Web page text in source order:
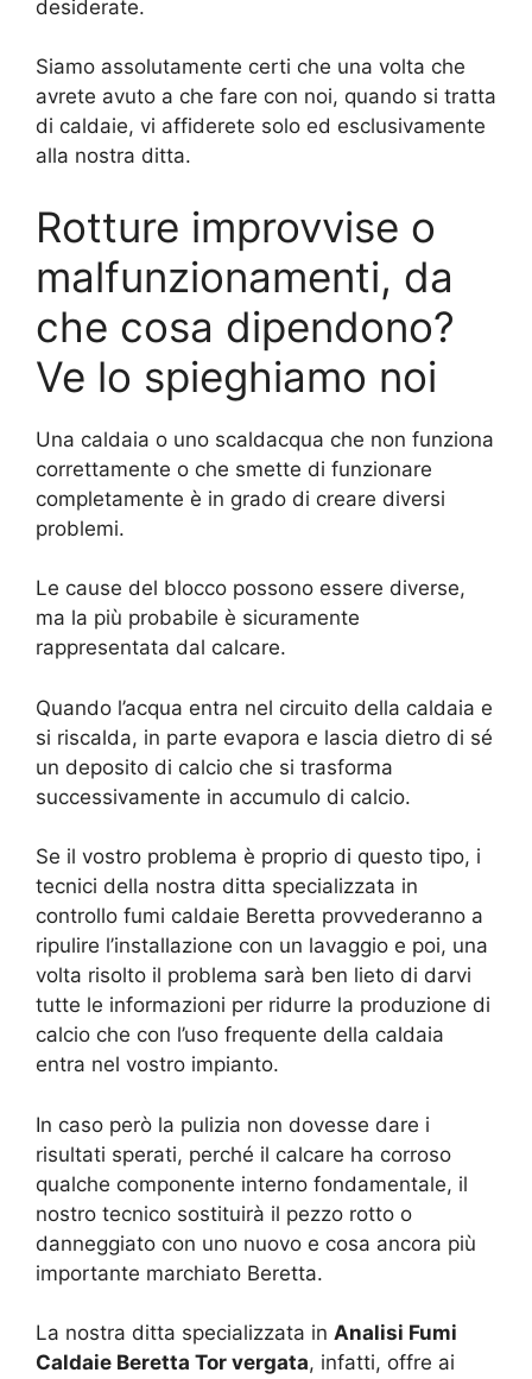
desiderate.
Siamo assolutamente certi che una volta che
avrete avuto a che fare con noi, quando si tratta
di caldaie, vi affiderete solo ed esclusivamente
alla nostra ditta.
Rotture improvvise o
malfunzionamenti, da
che cosa dipendono?
Ve lo spieghiamo noi
Una caldaia o uno scaldacqua che non funziona
correttamente o che smette di funzionare
completamente è in grado di creare diversi
problemi.
Le cause del blocco possono essere diverse,
ma la più probabile è sicuramente
rappresentata dal calcare.
Quando l’acqua entra nel circuito della caldaia e
si riscalda, in parte evapora e lascia dietro di sé
un deposito di calcio che si trasforma
successivamente in accumulo di calcio.
Se il vostro problema è proprio di questo tipo, i
tecnici della nostra ditta specializzata in
controllo fumi caldaie Beretta provvederanno a
ripulire l’installazione con un lavaggio e poi, una
volta risolto il problema sarà ben lieto di darvi
tutte le informazioni per ridurre la produzione di
calcio che con l’uso frequente della caldaia
entra nel vostro impianto.
In caso però la pulizia non dovesse dare i
risultati sperati, perché il calcare ha corroso
qualche componente interno fondamentale, il
nostro tecnico sostituirà il pezzo rotto o
danneggiato con uno nuovo e cosa ancora più
importante marchiato Beretta.
La nostra ditta specializzata in Analisi Fumi
Caldaie Beretta Tor vergata, infatti, offre ai